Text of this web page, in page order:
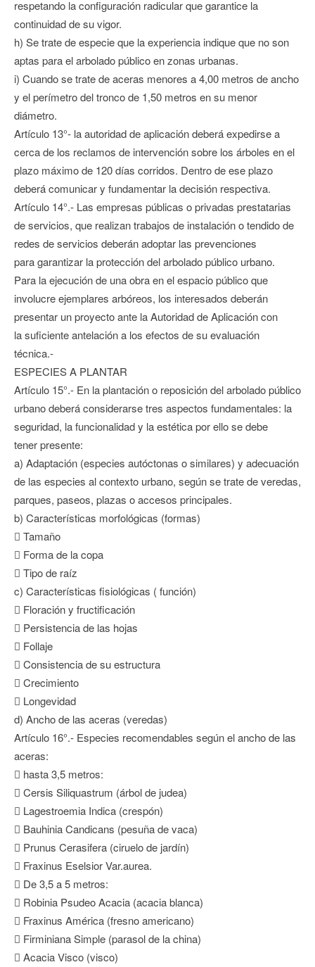
respetando la configuración radicular que garantice la
continuidad de su vigor.
h) Se trate de especie que la experiencia indique que no son
aptas para el arbolado público en zonas urbanas.
i) Cuando se trate de aceras menores a 4,00 metros de ancho
y el perímetro del tronco de 1,50 metros en su menor
diámetro.
Artículo 13°- la autoridad de aplicación deberá expedirse a
cerca de los reclamos de intervención sobre los árboles en el
plazo máximo de 120 días corridos. Dentro de ese plazo
deberá comunicar y fundamentar la decisión respectiva.
Artículo 14°.- Las empresas públicas o privadas prestatarias
de servicios, que realizan trabajos de instalación o tendido de
redes de servicios deberán adoptar las prevenciones
para garantizar la protección del arbolado público urbano.
Para la ejecución de una obra en el espacio público que
involucre ejemplares arbóreos, los interesados deberán
presentar un proyecto ante la Autoridad de Aplicación con
la suficiente antelación a los efectos de su evaluación
técnica.-
ESPECIES A PLANTAR
Artículo 15°.- En la plantación o reposición del arbolado público
urbano deberá considerarse tres aspectos fundamentales: la
seguridad, la funcionalidad y la estética por ello se debe
tener presente:
a) Adaptación (especies autóctonas o similares) y adecuación
de las especies al contexto urbano, según se trate de veredas,
parques, paseos, plazas o accesos principales.
b) Características morfológicas (formas)
 Tamaño
 Forma de la copa
 Tipo de raíz
c) Características fisiológicas ( función)
 Floración y fructificación
 Persistencia de las hojas
 Follaje
 Consistencia de su estructura
 Crecimiento
 Longevidad
d) Ancho de las aceras (veredas)
Artículo 16°.- Especies recomendables según el ancho de las
aceras:
 hasta 3,5 metros:
 Cersis Siliquastrum (árbol de judea)
 Lagestroemia Indica (crespón)
 Bauhinia Candicans (pesuña de vaca)
 Prunus Cerasifera (ciruelo de jardín)
 Fraxinus Eselsior Var.aurea.
 De 3,5 a 5 metros:
 Robinia Psudeo Acacia (acacia blanca)
 Fraxinus América (fresno americano)
 Firminiana Simple (parasol de la china)
 Acacia Visco (visco)